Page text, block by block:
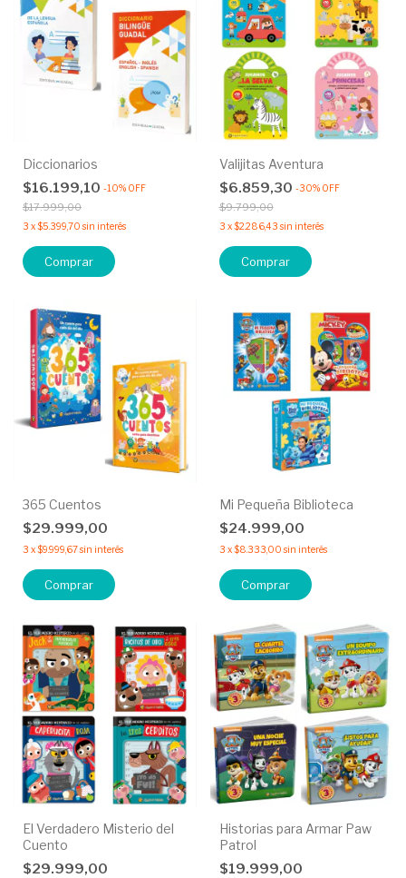
Diccionarios
$16.199,10 -10% OFF
$17.999,00
3 x$5.399,70 sin interés
Comprar
Valijitas Aventura
$6.859,30 -30% OFF
$9.799,00
3 x$2.286,43 sin interés
Comprar
365 Cuentos
$29.999,00
3 x$9.999,67sin interés
Comprar
Mi Pequeña Biblioteca
$24.999,00
3 x$8.333,00 sin interés
Comprar
El Verdadero Misterio del
Cuento
$29.999,00
Historias para Armar Paw
Patrol
$19.999,00